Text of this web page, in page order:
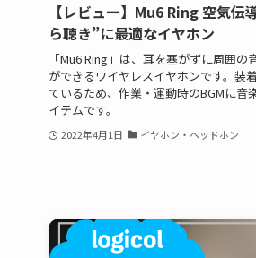
【レビュー】Mu6 Ring 空気
ら聴き”に最適なイヤホン
「Mu6 Ring」は、耳を塞がずに周囲
ができるワイヤレスイヤホンです。装
ているため、作業・運動時のBGMに
イテムです。
2022年4月1日 イヤホン・ヘッドホン